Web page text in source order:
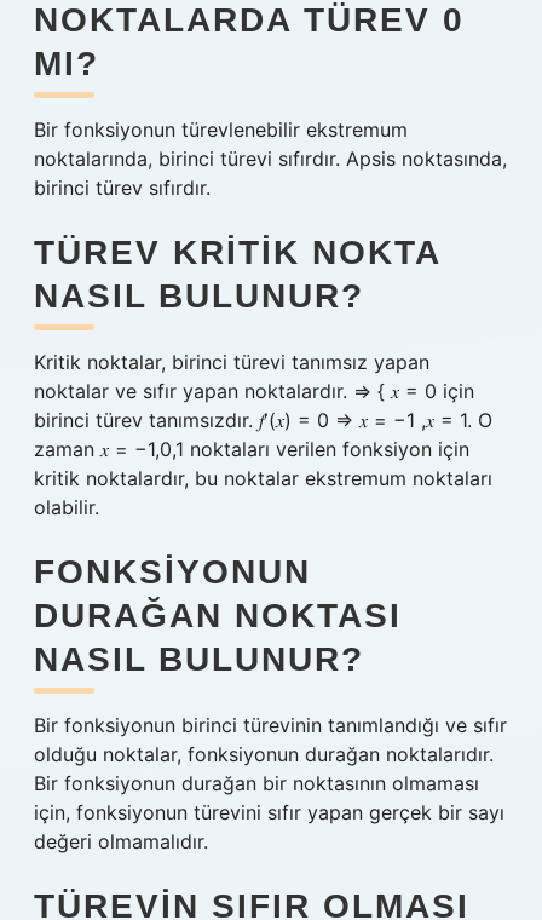
NOKTALARDA TÜREV 0
MI?
Bir fonksiyonun türevlenebilir ekstremum
noktalarında, birinci türevi sıfırdır. Apsis noktasında,
birinci türev sıfırdır.
TÜREV KRITIK NOKTA
NASIL BULUNUR?
Kritik noktalar, birinci türevi tanımsız yapan
noktalar ve sıfır yapan noktalardır. ⇒ { 𝑥 = 0 için
birinci türev tanımsızdır. 𝑓′(𝑥) = 0 ⇒ 𝑥 = −1 ,𝑥 = 1. O
zaman 𝑥 = −1,0,1 noktaları verilen fonksiyon için
kritik noktalardır, bu noktalar ekstremum noktaları
olabilir.
FONKSIYONUN
DURAĞAN NOKTASI
NASIL BULUNUR?
Bir fonksiyonun birinci türevinin tanımlandığı ve sıfır
olduğu noktalar, fonksiyonun durağan noktalarıdır.
Bir fonksiyonun durağan bir noktasının olmaması
için, fonksiyonun türevini sıfır yapan gerçek bir sayı
değeri olmamalıdır.
TÜREVIN SIFIR OLMASI